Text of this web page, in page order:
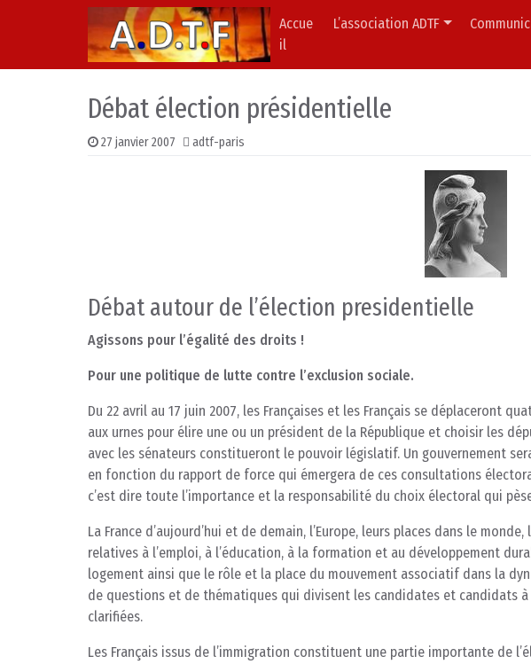
Skip to content
Main Navigation
Accue
il
L’association ADTF
Débat élection présidentielle
27 janvier 2007 adtf-paris
Débat autour de l’élection presidentielle
Agissons pour l’égalité des droits !
Pour une politique de lutte contre l’exclusion sociale.
Du 22 avril au 17 juin 2007, les Françaises et les Français se déplaceront
aux urnes pour élire une ou un président de la République et choisir les
avec les sénateurs constitueront le pouvoir législatif. Un gouvernement
en fonction du rapport de force qui émergera de ces consultations
c’est dire toute l’importance et la responsabilité du choix électoral qui
La France d’aujourd’hui et de demain, l’Europe, leurs places dans le
relatives à l’emploi, à l’éducation, à la formation et au développement
logement ainsi que le rôle et la place du mouvement associatif dans la
de questions et de thématiques qui divisent les candidates et candidats
clarifiées.
Les Français issus de l’immigration constituent une partie importante de